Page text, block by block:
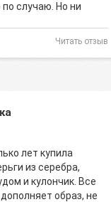
случаю. Но ни
Читать отзыв
лет купила
из серебра,
и кулончик. Все
образ, не